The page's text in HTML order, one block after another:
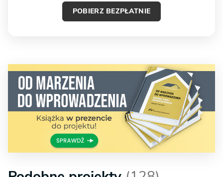
POBIERZ BEZPŁATNIE